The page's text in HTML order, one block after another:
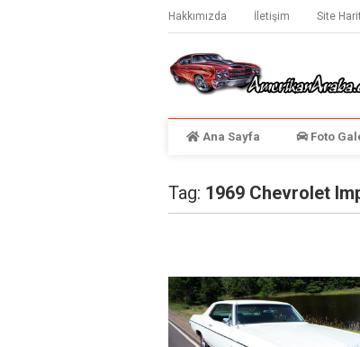
Hakkımızda İletişim Site
Ana Sayfa Foto
Tag: 1969 Chevrolet